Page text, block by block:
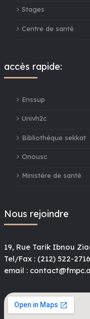
Stages
Centre de santé
accès rapide:
Enssup
Univh2c
Bibliothèque sekkat
Onousc
Ministère de santé
Nous rejoindre
19, Rue Tarik Ibnou
Tel/Fax : (212) 522-
email :